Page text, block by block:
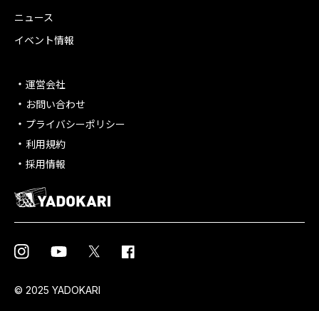
ニュース
イベント情報
運営会社
お問い合わせ
プライバシーポリシー
利用規約
採用情報
© 2025 YADOKARI